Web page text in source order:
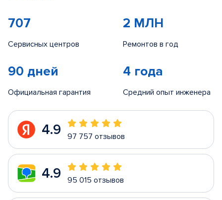
707
Сервисных центров
2 МЛН
Ремонтов в год
90 дней
Официальная гарантия
4 года
Средний опыт инженера
4.9 97 757 отзывов
4.9 95 015 отзывов